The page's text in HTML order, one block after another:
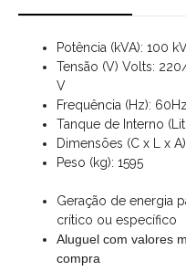
Potência (kVA): 100
Tensão (V) Volts:
V
Frequência (Hz): 60Hz
Tanque de Interno
Dimensões (C x L x
Peso (kg): 1595
Geração de energia
crítico ou específico
Aluguel com valores
compra